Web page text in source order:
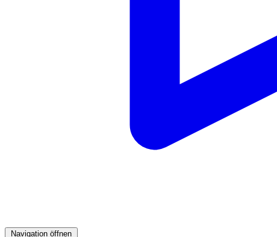
Navigation öffnen